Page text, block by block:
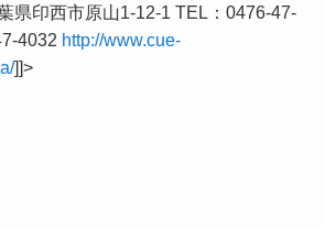
県印西市原山1-12-1 TEL：0476-47-
4032 http://www.cue-
]]>